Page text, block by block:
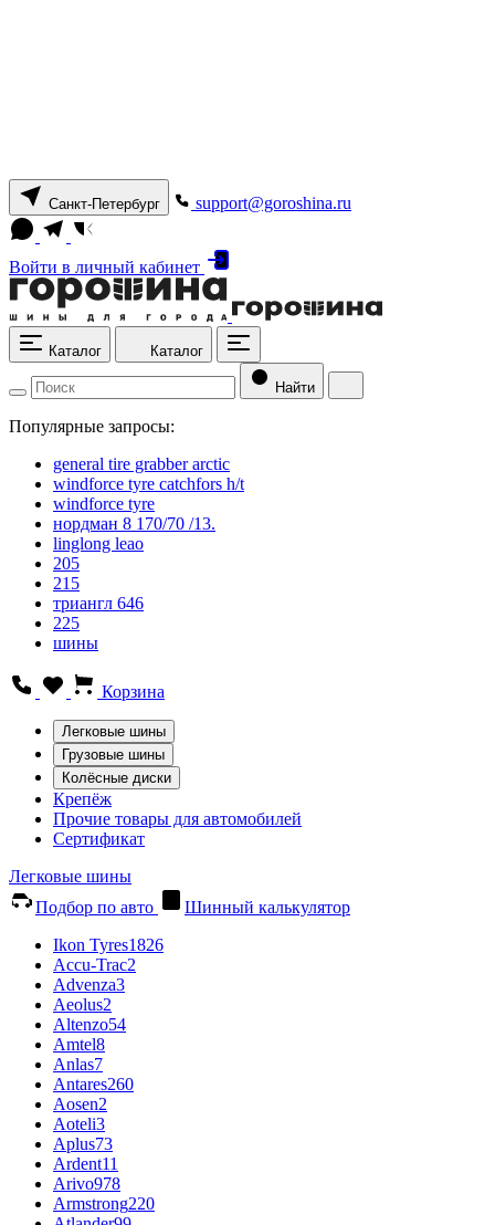
Санкт-Петербург support@goroshina.ru
Войти в личный кабинет
Каталог Каталог
Найти
Популярные запросы:
general tire grabber arctic
windforce tyre catchfors h/t
windforce tyre
нордман 8 170/70 /13.
linglong leao
205
215
триангл 646
225
шины
Корзина
Легковые шины
Грузовые шины
Колёсные диски
Крепёж
Прочие товары для автомобилей
Сертификат
Легковые шины
Подбор по авто
Шинный калькулятор
Ikon Tyres1826
Accu-Trac2
Advenza3
Aeolus2
Altenzo54
Amtel8
Anlas7
Antares260
Aosen2
Aoteli3
Aplus73
Ardent11
Arivo978
Armstrong220